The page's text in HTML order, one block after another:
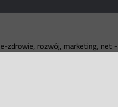
zdrowie, rozwój, marketing, net